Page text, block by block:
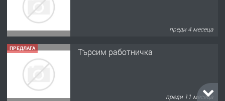
преди 11 месеца
ПРЕДЛАГА
Продава употребявани чисти и
преди 1 година